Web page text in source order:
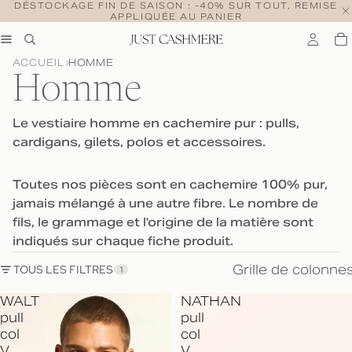
DÉSTOCKAGE FIN DE SAISON : -40% SUR TOUT, REMISE
APPLIQUÉE AU PANIER
ACCUEIL HOMME
Homme
Le vestiaire homme en cachemire pur : pulls,
cardigans, gilets, polos et accessoires.
Toutes nos pièces sont en cachemire 100% pur,
jamais mélangé à une autre fibre. Le nombre de
fils, le grammage et l'origine de la matière sont
indiqués sur chaque fiche produit.
TOUS LES FILTRES 1
Grille de
WALT
pull
col
NATHAN
pull
col